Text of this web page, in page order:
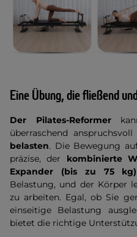
Eine Übung, die fließend
Der Pilates-Reformer
überraschend
belasten. Die Bewegung
präzise, der kombinierte
Expander (bis zu 75 kg)
Belastung, und der Körper
zu arbeiten. Egal, ob Sie
einseitige Belastung
bietet die richtige